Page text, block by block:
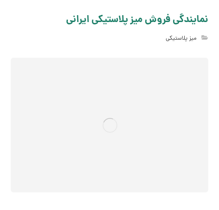
نمایندگی فروش میز پلاستیکی ایرانی
میز پلاستیکی